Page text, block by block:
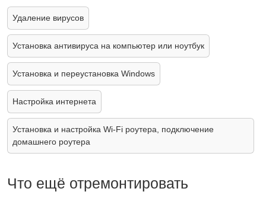
Удаление вирусов
Установка антивируса на компьютер или ноутбук
Установка и переустановка Windows
Настройка интернета
Установка и настройка Wi-Fi роутера, подключение
домашнего роутера
Что ещё отремонтировать